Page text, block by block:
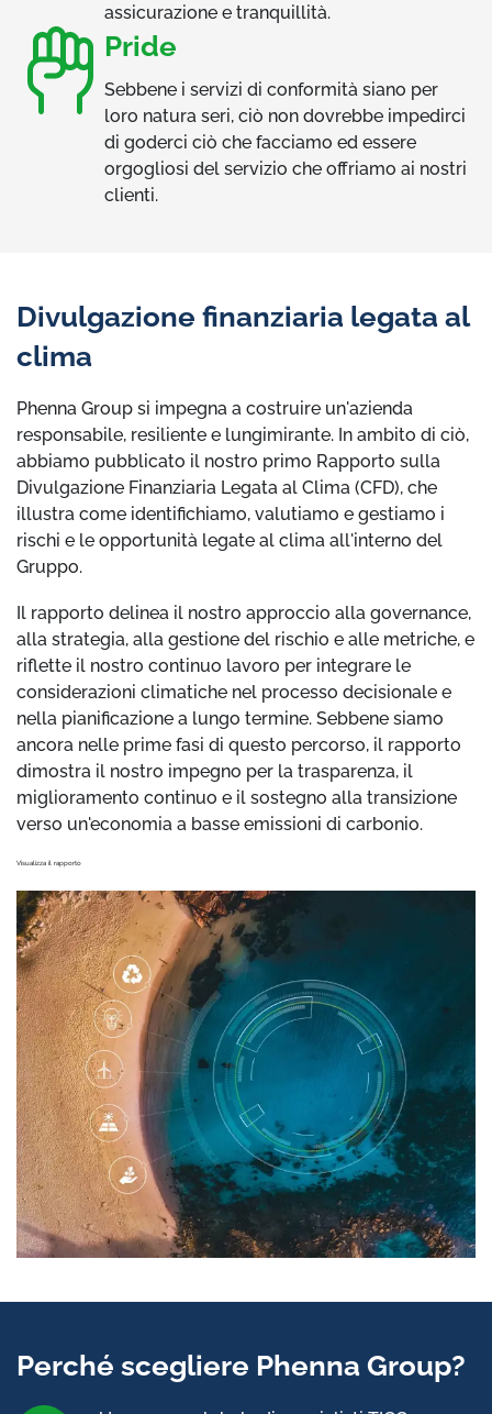
assicurazione e tranquillità.
Pride
Sebbene i servizi di conformità siano per
loro natura seri, ciò non dovrebbe impedirci
di goderci ciò che facciamo ed essere
orgogliosi del servizio che offriamo ai nostri
clienti.
Divulgazione finanziaria legata al
clima
Phenna Group si impegna a costruire un'azienda
responsabile, resiliente e lungimirante. In ambito di ciò,
abbiamo pubblicato il nostro primo Rapporto sulla
Divulgazione Finanziaria Legata al Clima (CFD), che
illustra come identifichiamo, valutiamo e gestiamo i
rischi e le opportunità legate al clima all'interno del
Gruppo.
Il rapporto delinea il nostro approccio alla governance,
alla strategia, alla gestione del rischio e alle metriche, e
riflette il nostro continuo lavoro per integrare le
considerazioni climatiche nel processo decisionale e
nella pianificazione a lungo termine. Sebbene siamo
ancora nelle prime fasi di questo percorso, il rapporto
dimostra il nostro impegno per la trasparenza, il
miglioramento continuo e il sostegno alla transizione
verso un'economia a basse emissioni di carbonio.
Visualizza il rapporto
Perché scegliere Phenna Group?